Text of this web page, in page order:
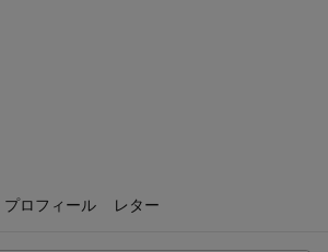
プロフィール レター